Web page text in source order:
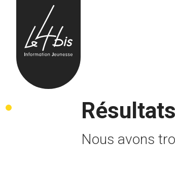
Skip to content
Nous avons